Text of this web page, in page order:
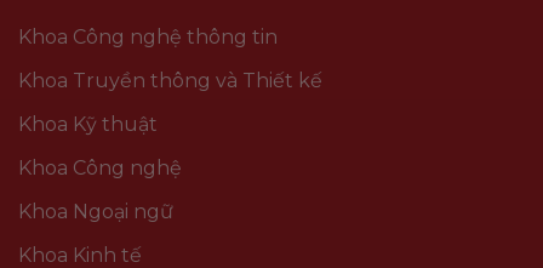
Khoa Công nghệ thông tin
Khoa Truyền thông và Thiết kế
Khoa Kỹ thuật
Khoa Công nghệ
Khoa Ngoại ngữ
Khoa Kinh tế